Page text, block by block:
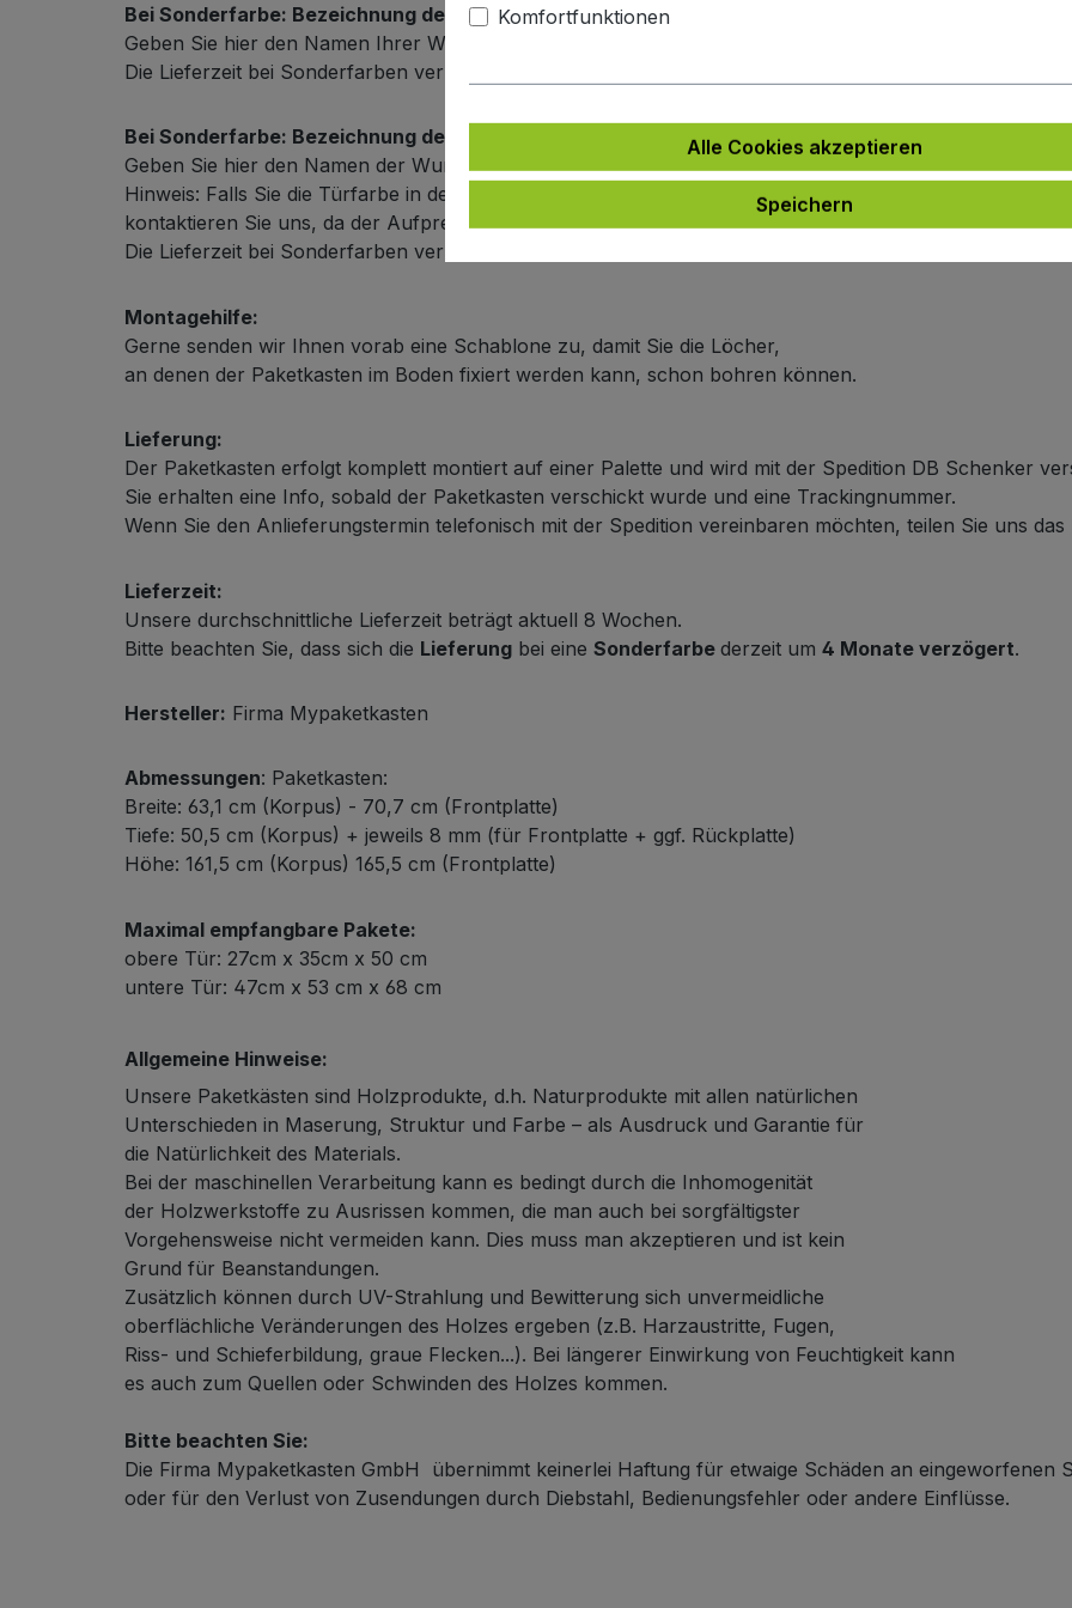
Bei Sonderfarbe: Bezeichnung der Türfarbe
Geben Sie hier den Namen Ihrer Wunschfarbe an.
Die Lieferzeit bei Sonderfarben verlängert sich um 5 bis 6 Wochen.
Bei Sonderfarbe: Bezeichnung der Außenfarbe
Geben Sie hier den Namen der Wunschfarbe an.
Hinweis: Falls Sie die Türfarbe in der selben Farbe wie die Frontplattenfarbe haben möchten,
kontaktieren Sie uns, da der Aufpreis in dieser Linie dann nicht doppelt berechnet wird.
Die Lieferzeit bei Sonderfarben verlängert sich um 5 bis 6 Wochen.
Montagehilfe:
Gerne senden wir Ihnen vorab eine Schablone zu, damit Sie die Löcher,
an denen der Paketkasten im Boden fixiert werden kann, schon bohren können.
Lieferung:
Der Paketkasten erfolgt komplett montiert auf einer Palette und wird mit der Spedition DB Schenker
Sie erhalten eine Info, sobald der Paketkasten verschickt wurde und eine Trackingnummer.
Wenn Sie den Anlieferungstermin telefonisch mit der Spedition vereinbaren möchten, teilen Sie uns das
Lieferzeit:
Unsere durchschnittliche Lieferzeit beträgt aktuell 8 Wochen.
Bitte beachten Sie, dass sich die Lieferung bei eine Sonderfarbe derzeit um 4 Monate verzögert.
Hersteller: Firma Mypaketkasten
Abmessungen: Paketkasten:
Breite: 63,1 cm (Korpus) - 70,7 cm (Frontplatte)
Tiefe: 50,5 cm (Korpus) + jeweils 8 mm (für Frontplatte + ggf. Rückplatte)
Höhe: 161,5 cm (Korpus) 165,5 cm (Frontplatte)
Maximal empfangbare Pakete:
obere Tür: 27cm x 35cm x 50 cm
untere Tür: 47cm x 53 cm x 68 cm
Allgemeine Hinweise:
Unsere Paketkästen sind Holzprodukte, d.h. Naturprodukte mit allen natürlichen
Unterschieden in Maserung, Struktur und Farbe – als Ausdruck und Garantie für
die Natürlichkeit des Materials.
Bei der maschinellen Verarbeitung kann es bedingt durch die Inhomogenität
der Holzwerkstoffe zu Ausrissen kommen, die man auch bei sorgfältigster
Vorgehensweise nicht vermeiden kann. Dies muss man akzeptieren und ist kein
Grund für Beanstandungen.
Zusätzlich können durch UV-Strahlung und Bewitterung sich unvermeidliche
oberflächliche Veränderungen des Holzes ergeben (z.B. Harzaustritte, Fugen,
Riss- und Schieferbildung, graue Flecken...). Bei längerer Einwirkung von Feuchtigkeit kann
es auch zum Quellen oder Schwinden des Holzes kommen.
Bitte beachten Sie:
Die Firma Mypaketkasten GmbH übernimmt keinerlei Haftung für etwaige Schäden an eingeworfenen
oder für den Verlust von Zusendungen durch Diebstahl, Bedienungsfehler oder andere Einflüsse.
Komfortfunktionen
Alle Cookies akzeptieren
Speichern